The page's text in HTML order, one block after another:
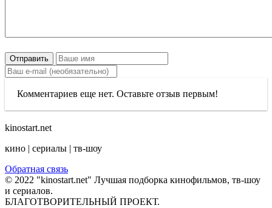
Отправить
Комментариев еще нет. Оставьте отзыв первым!
kinostart.net
кино | сериалы | тв-шоу
Обратная связь
© 2022 "kinostart.net" Лучшая подборка кинофильмов, тв-шоу
и сериалов.
БЛАГОТВОРИТЕЛЬНЫЙ ПРОЕКТ.